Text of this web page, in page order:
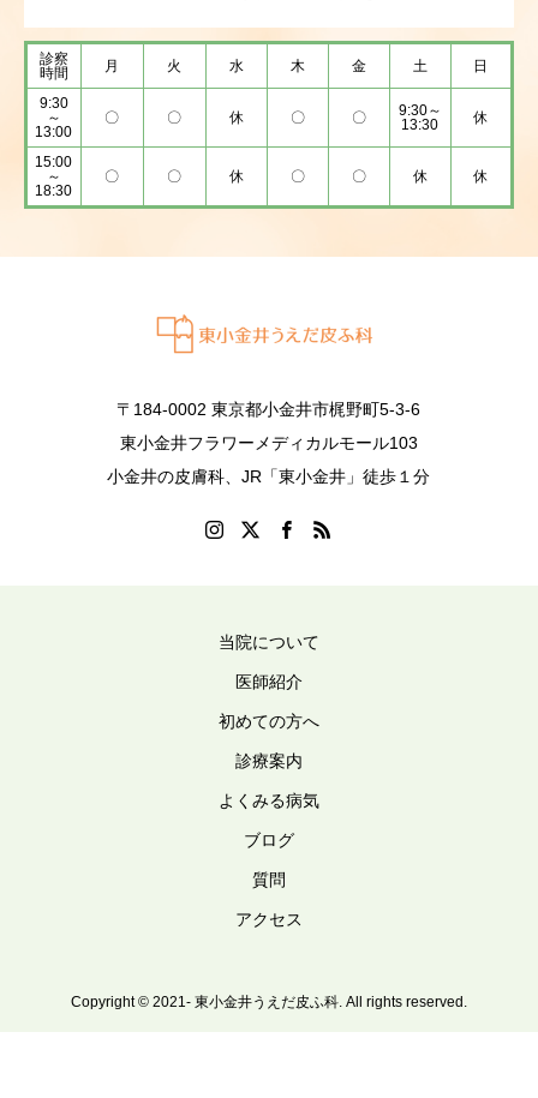
診察
時間
月 火 水 木 金 土 日
9:30
～
13:00
〇 〇 休 〇 〇
9:30～
13:30
休
15:00
～
18:30
〇 〇 休 〇 〇 休 休
〒184-0002 東京都小金井市梶野町5-3-6
東小金井フラワーメディカルモール103
小金井の皮膚科、JR「東小金井」徒歩１分
当院について
医師紹介
初めての方へ
診療案内
よくみる病気
ブログ
質問
アクセス
Copyright © 2021- 東小金井うえだ皮ふ科. All rights reserved.